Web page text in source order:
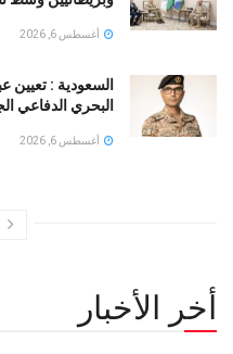
أغسطس 6, 2026
السعودية : تعيين
البحري الدفاعي
أغسطس 6, 2026
أخر الأخبار